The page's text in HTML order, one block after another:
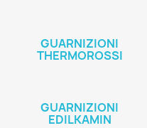
GUARNIZIONI
THERMOROSSI
GUARNIZIONI
EDILKAMIN